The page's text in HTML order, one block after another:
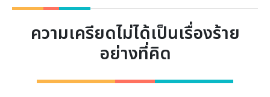
ความเครียดไม่ได้เป็นเรื่องร้าย
อย่างที่คิด